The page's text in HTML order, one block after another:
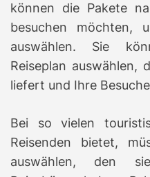
können die Pakete
besuchen möchten,
auswählen. Sie
Reiseplan auswählen,
liefert und Ihre
Bei so vielen
Reisenden bietet,
auswählen, den